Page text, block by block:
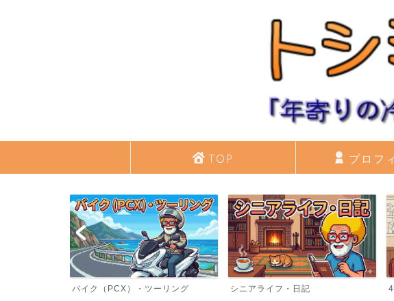
TOP プロフ
バイク（PCX）・ツーリング シニアライフ・日記